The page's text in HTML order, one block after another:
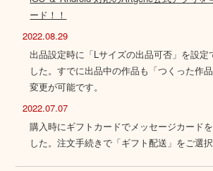
ード！！
2022.08.29
出品設定時に「Lサイズの出品可否」を設定
した。すでに出品中の作品も「つくった作
変更が可能です。
2022.07.07
購入時にギフトカードでメッセージカード
した。注文手続きで「ギフト配送」をご選択